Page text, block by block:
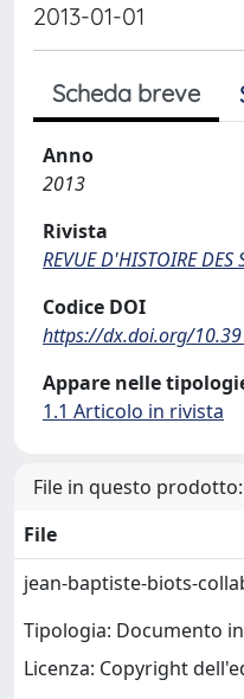
2013-01-01
Scheda breve
Anno
2013
Rivista
REVUE D'HISTOIRE DES
Codice DOI
https://dx.doi.org/
Appare nelle
1.1 Articolo in rivista
File in questo prodotto:
File
jean-baptiste-biots-
Tipologia: Documento
Licenza: Copyright